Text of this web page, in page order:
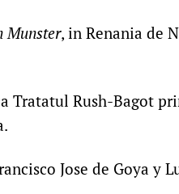
Munster, in Renania de
Tratatul Rush-Bagot
Jose de Goya y